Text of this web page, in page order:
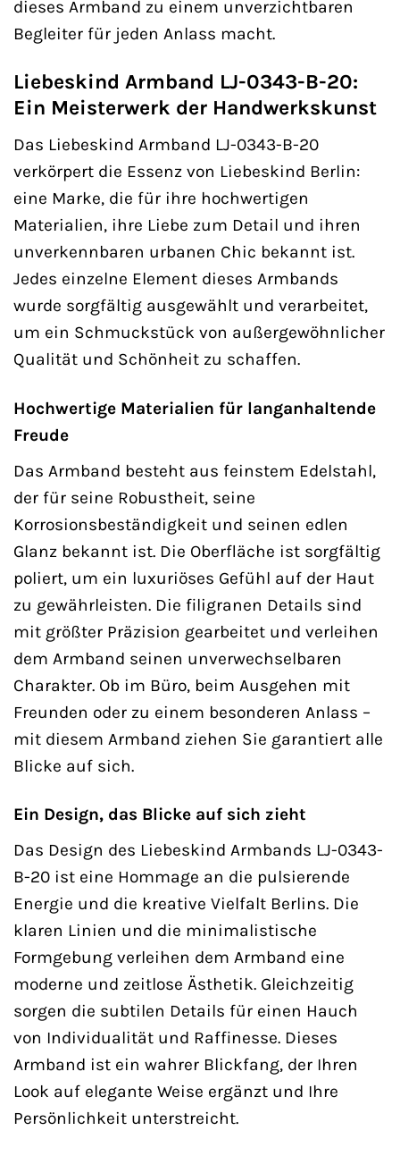
dieses Armband zu einem unverzichtbaren
Begleiter für jeden Anlass macht.
Liebeskind Armband LJ-0343-B-20:
Ein Meisterwerk der Handwerkskunst
Das Liebeskind Armband LJ-0343-B-20
verkörpert die Essenz von Liebeskind Berlin:
eine Marke, die für ihre hochwertigen
Materialien, ihre Liebe zum Detail und ihren
unverkennbaren urbanen Chic bekannt ist.
Jedes einzelne Element dieses Armbands
wurde sorgfältig ausgewählt und verarbeitet,
um ein Schmuckstück von außergewöhnlicher
Qualität und Schönheit zu schaffen.
Hochwertige Materialien für langanhaltende
Freude
Das Armband besteht aus feinstem Edelstahl,
der für seine Robustheit, seine
Korrosionsbeständigkeit und seinen edlen
Glanz bekannt ist. Die Oberfläche ist sorgfältig
poliert, um ein luxuriöses Gefühl auf der Haut
zu gewährleisten. Die filigranen Details sind
mit größter Präzision gearbeitet und verleihen
dem Armband seinen unverwechselbaren
Charakter. Ob im Büro, beim Ausgehen mit
Freunden oder zu einem besonderen Anlass –
mit diesem Armband ziehen Sie garantiert alle
Blicke auf sich.
Ein Design, das Blicke auf sich zieht
Das Design des Liebeskind Armbands LJ-0343-
B-20 ist eine Hommage an die pulsierende
Energie und die kreative Vielfalt Berlins. Die
klaren Linien und die minimalistische
Formgebung verleihen dem Armband eine
moderne und zeitlose Ästhetik. Gleichzeitig
sorgen die subtilen Details für einen Hauch
von Individualität und Raffinesse. Dieses
Armband ist ein wahrer Blickfang, der Ihren
Look auf elegante Weise ergänzt und Ihre
Persönlichkeit unterstreicht.